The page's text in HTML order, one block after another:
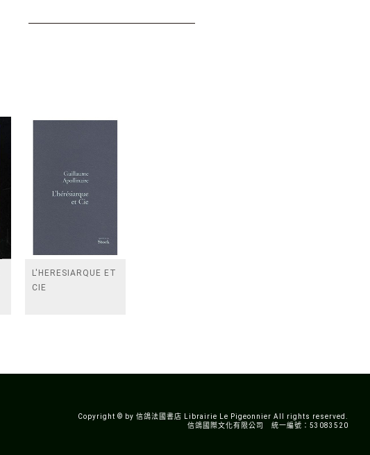
L'HERESIARQUE ET
CIE
Copyright © by 信鴿法國書店 Librairie Le Pigeonnier All rights reserved.
信鴿國際文化有限公司 統一編號：53083520